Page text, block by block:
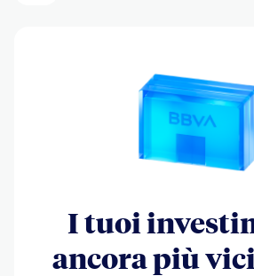
I tuoi
ancora più